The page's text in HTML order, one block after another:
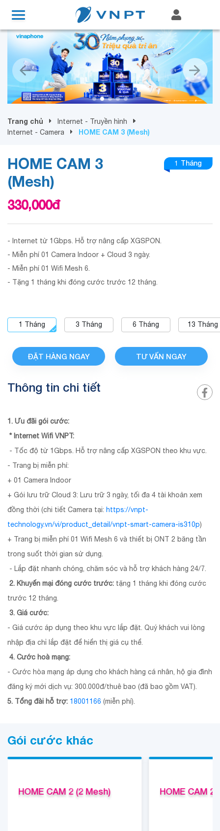
Trang chủ
Internet - Truyền hình
Internet - Camera
HOME CAM 3 (Mesh)
HOME CAM 3
(Mesh)
1 Tháng
330,000đ
- Internet từ 1Gbps. Hỗ trợ nâng cấp XGSPON.
- Miễn phí 01 Camera Indoor + Cloud 3 ngày.
- Miễn phí 01 Wifi Mesh 6.
- Tặng 1 tháng khi đóng cước trước 12 tháng.
1 Tháng 3 Tháng 6 Tháng 13 Tháng
ĐẶT HÀNG NGAY TƯ VẤN NGAY
Thông tin chi tiết
1. Ưu đãi gói cước:
* Internet Wifi VNPT:
- Tốc độ từ 1Gbps. Hỗ trợ nâng cấp XGSPON theo khu vực.
- Trang bị miễn phí:
+ 01 Camera Indoor
+ Gói lưu trữ Cloud 3: Lưu trữ 3 ngày, tối đa 4 tài khoản xem
đồng thời (chi tiết Camera tại: https://vnpt-
technology.vn/vi/product_detail/vnpt-smart-camera-is310p)
+ Trang bị miễn phí 01 Wifi Mesh 6 và thiết bị ONT 2 băng tần
trong suốt thời gian sử dụng.
- Lắp đặt nhanh chóng, chăm sóc và hỗ trợ khách hàng 24/7.
2. Khuyến mại đóng cước trước: tặng 1 tháng khi đóng cước
trước 12 tháng.
3. Giá cước:
- Giá cước áp dụng theo khu vực lắp đặt. Quý khách vui lòng
nhập địa chỉ lắp đặt để hiển thị giá cụ thể.
4. Cước hoà mạng:
- Cước hòa mạng áp dụng cho khách hàng cá nhân, hộ gia đình
đăng ký mới dịch vụ: 300.000đ/thuê bao (đã bao gồm VAT).
5. Tổng đài hỗ trợ: 18001166 (miễn phí).
Gói cước khác
HOME CAM 2 (2 Mesh) HOME CAM 2